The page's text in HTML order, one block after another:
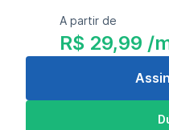
A partir de
R$ 29,99 /